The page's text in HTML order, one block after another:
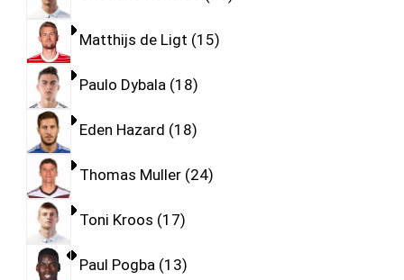
Matthijs de Ligt 15
Paulo Dybala 18
Eden Hazard 18
Thomas Muller 24
Toni Kroos 17
Paul Pogba 13